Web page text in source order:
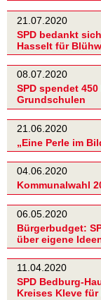
21.07.2020
SPD bedankt
Hasselt für
08.07.2020
SPD spendet
Grundschulen
21.06.2020
„Eine Perle im
04.06.2020
Kommunalwahl
06.05.2020
Bürgerbudget:
über eigene
11.04.2020
SPD Bedburg-
Kreises Kleve